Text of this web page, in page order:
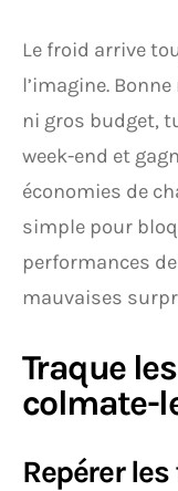
Le froid arrive
l’imagine.
ni gros budget,
week-end et
économies de
simple pour
performances
mauvaises
Traque
colmate-
Repérer